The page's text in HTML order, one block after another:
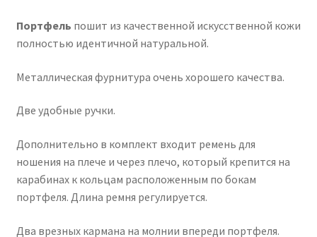
Портфель пошит из качественной искусственной кожи
полностью идентичной натуральной.
Металлическая фурнитура очень хорошего качества.
Две удобные ручки.
Дополнительно в комплект входит ремень для
ношения на плече и через плечо, который крепится на
карабинах к кольцам расположенным по бокам
портфеля. Длина ремня регулируется.
Два врезных кармана на молнии впереди портфеля.